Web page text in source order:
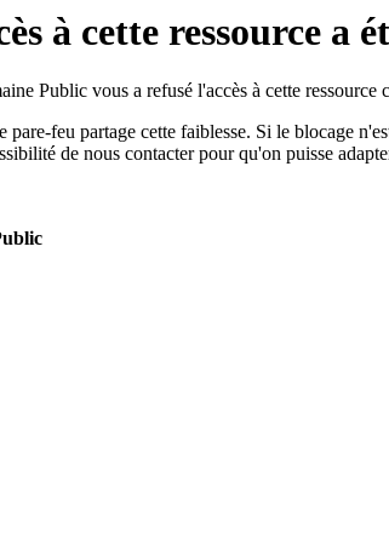
à cette ressource a
Public vous a refusé l'accès à cette ressource
pare-feu partage cette faiblesse. Si le blocage
de nous contacter pour qu'on puisse